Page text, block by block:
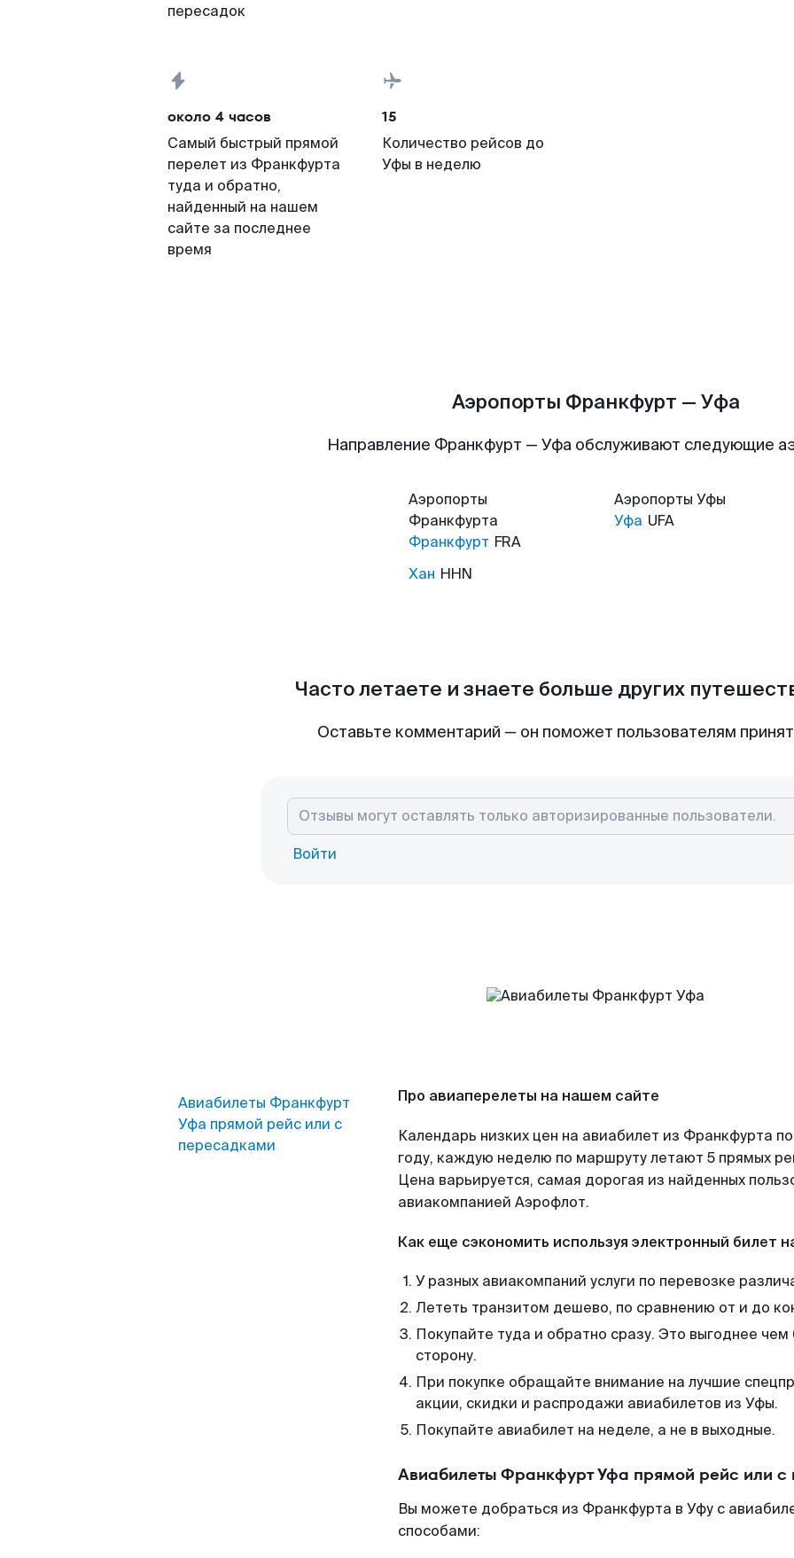
пересадок
около 4 часов
Самый быстрый прямой
перелет из Франкфурта
туда и обратно,
найденный на нашем
сайте за последнее
время
15
Количество рейсов до
Уфы в неделю
Аэропорты Франкфурт — Уфа
Направление Франкфурт — Уфа обслуживают следующие
Аэропорты
Франкфурта
Франкфурт FRA
Хан HHN
Аэропорты Уфы
Уфа UFA
Часто летаете и знаете больше других
Оставьте комментарий — он поможет пользователям
Войти
Авиабилеты Франкфурт
Уфа прямой рейс или с
пересадками
Про авиаперелеты на нашем сайте
Календарь низких цен на авиабилет из Франкфурта
году, каждую неделю по маршруту летают 5 прямых
Цена варьируется, самая дорогая из найденных
авиакомпанией Аэрофлот.
Как еще сэкономить используя электронный билет
У разных авиакомпаний услуги по перевозке
Лететь транзитом дешево, по сравнению от и до
Покупайте туда и обратно сразу. Это выгоднее
сторону.
При покупке обращайте внимание на лучшие
акции, скидки и распродажи авиабилетов из Уфы.
Покупайте авиабилет на неделе, а не в выходные.
Авиабилеты Франкфурт Уфа прямой рейс или с
Вы можете добраться из Франкфурта в Уфу с
способами: